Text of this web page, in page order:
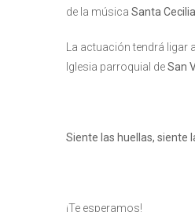
de la música Santa Cecilia
La actuación tendrá ligar
Iglesia parroquial deSan
Siente las huellas, siente
¡Te esperamos!